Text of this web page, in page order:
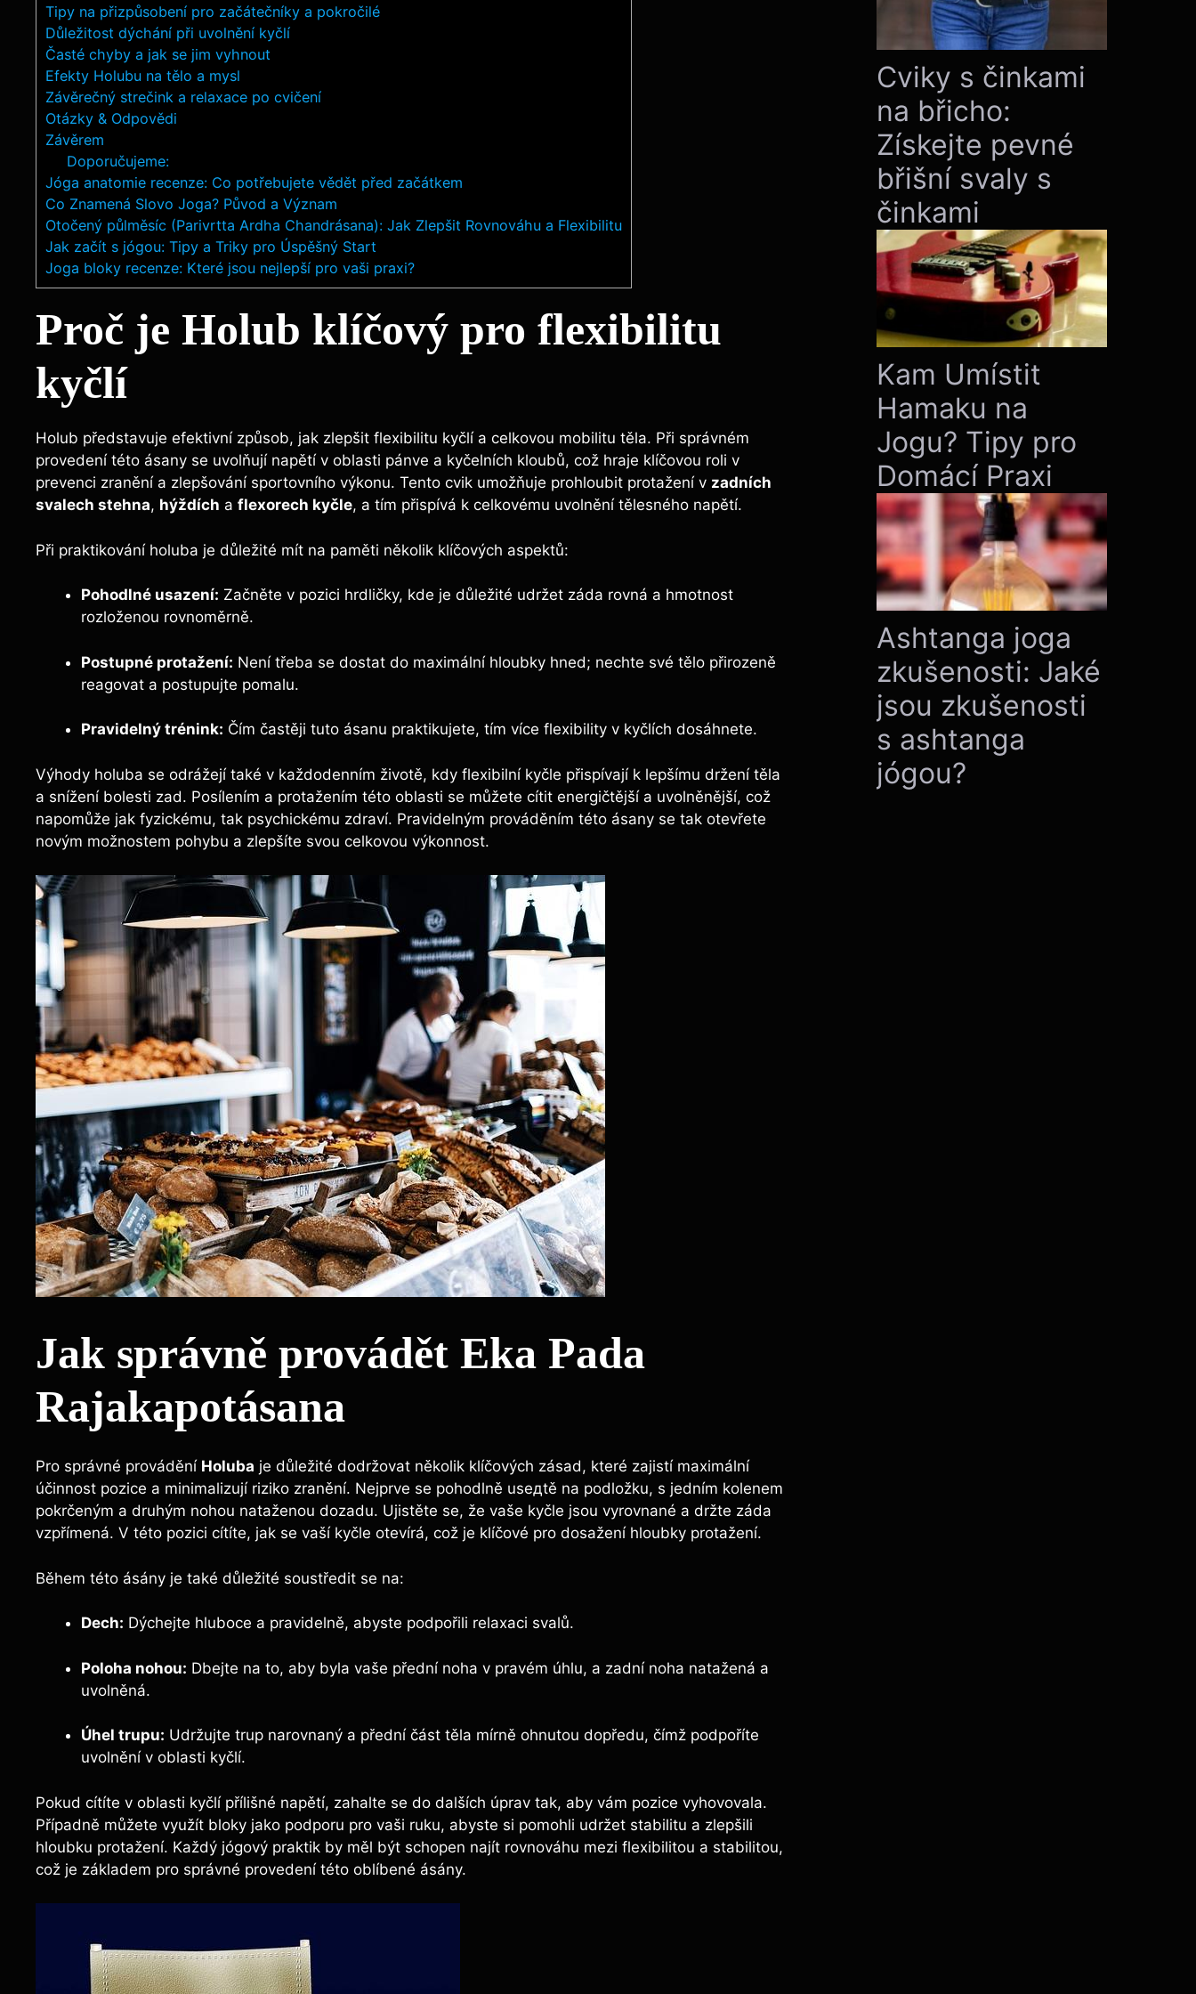
Tipy na přizpůsobení pro začátečníky a pokročilé
Důležitost dýchání při uvolnění kyčlí
Časté chyby a jak se jim vyhnout
Efekty Holubu na tělo a mysl
Závěrečný strečink a relaxace po cvičení
Otázky & Odpovědi
Závěrem
Doporučujeme:
Jóga anatomie recenze: Co potřebujete vědět před začátkem
Co Znamená Slovo Joga? Původ a Význam
Otočený půlměsíc (Parivrtta Ardha Chandrásana): Jak Zlepšit Rovnováhu a Flexibilitu
Jak začít s jógou: Tipy a Triky pro Úspěšný Start
Joga bloky recenze: Které jsou nejlepší pro vaši praxi?
Proč je Holub klíčový pro flexibilitu
kyčlí
Holub představuje efektivní způsob, jak zlepšit flexibilitu kyčlí a celkovou mobilitu těla. Při správném
provedení této ásany se uvolňují napětí v oblasti pánve a kyčelních kloubů, což hraje klíčovou roli v
prevenci zranění a zlepšování sportovního výkonu. Tento cvik umožňuje prohloubit protažení v zadních
svalech stehna, hýždích a flexorech kyčle, a tím přispívá k celkovému uvolnění tělesného napětí.
Při praktikování holuba je důležité mít na paměti několik klíčových aspektů:
Pohodlné usazení: Začněte v pozici hrdličky, kde je důležité udržet záda rovná a hmotnost
rozloženou rovnoměrně.
Postupné protažení: Není třeba se dostat do maximální hloubky hned; nechte své tělo přirozeně
reagovat a postupujte pomalu.
Pravidelný trénink: Čím častěji tuto ásanu praktikujete, tím více flexibility v kyčlích dosáhnete.
Výhody holuba se odrážejí také v každodenním životě, kdy flexibilní kyčle přispívají k lepšímu držení těla
a snížení bolesti zad. Posílením a protažením této oblasti se můžete cítit energičtější a uvolněnější, což
napomůže jak fyzickému, tak psychickému zdraví. Pravidelným prováděním této ásany se tak otevřete
novým možnostem pohybu a zlepšíte svou celkovou výkonnost.
Jak správně provádět Eka Pada
Rajakapotásana
Pro správné provádění Holuba je důležité dodržovat několik klíčových zásad, které zajistí maximální
účinnost pozice a minimalizují riziko zranění. Nejprve se pohodlně usедtě na podložku, s jedním kolenem
pokrčeným a druhým nohou nataženou dozadu. Ujistěte se, že vaše kyčle jsou vyrovnané a držte záda
vzpřímená. V této pozici cítíte, jak se vaší kyčle otevírá, což je klíčové pro dosažení hloubky protažení.
Během této ásány je také důležité soustředit se na:
Dech: Dýchejte hluboce a pravidelně, abyste podpořili relaxaci svalů.
Poloha nohou: Dbejte na to, aby byla vaše přední noha v pravém úhlu, a zadní noha natažená a
uvolněná.
Úhel trupu: Udržujte trup narovnaný a přední část těla mírně ohnutou dopředu, čímž podpoříte
uvolnění v oblasti kyčlí.
Pokud cítíte v oblasti kyčlí přílišné napětí, zahalte se do dalších úprav tak, aby vám pozice vyhovovala.
Případně můžete využít bloky jako podporu pro vaši ruku, abyste si pomohli udržet stabilitu a zlepšili
hloubku protažení. Každý jógový praktik by měl být schopen najít rovnováhu mezi flexibilitou a stabilitou,
což je základem pro správné provedení této oblíbené ásány.
Cviky s činkami
na břicho:
Získejte pevné
břišní svaly s
činkami
Kam Umístit
Hamaku na
Jogu? Tipy pro
Domácí Praxi
Ashtanga joga
zkušenosti: Jaké
jsou zkušenosti
s ashtanga
jógou?